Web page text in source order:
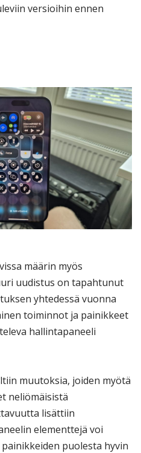
versioihin ennen
määrin myös
uudistus on tapahtunut
yhtedessä vuonna
toiminnot ja painikkeet
hallintapaneeli
muutoksia, joiden myötä
neliömäisistä
lisättiin
elementtejä voi
puolesta hyvin